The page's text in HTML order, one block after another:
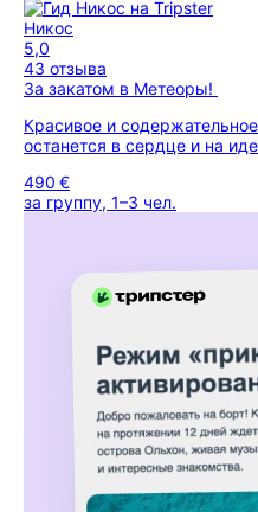
Никос
5,0
43 отзыва
За закатом в Метеоры!
Красивое и
останется в сердце и на
490 €
за группу, 1–3 чел.